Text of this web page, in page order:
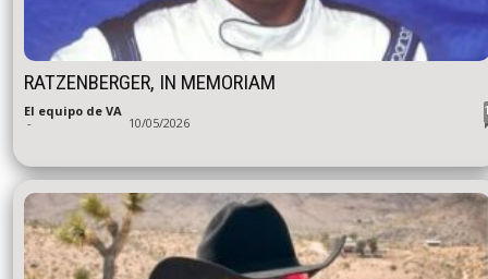
RATZENBERGER, IN MEMORIAM
El equipo de VA
- 10/05/2026